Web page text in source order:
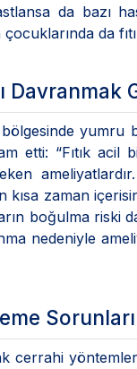
da bazı
da
Davranmak
bölgesinde
etti: “Fıtık acil
zaman
boğulma riski
nedeniyle
cerrahi